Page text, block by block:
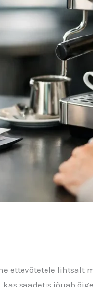
ettevõtetele lihtsalt
saadetis jõuab